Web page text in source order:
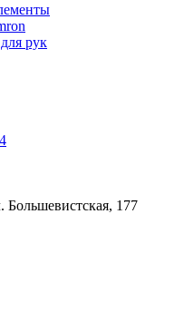
рук
Большевистская, 177